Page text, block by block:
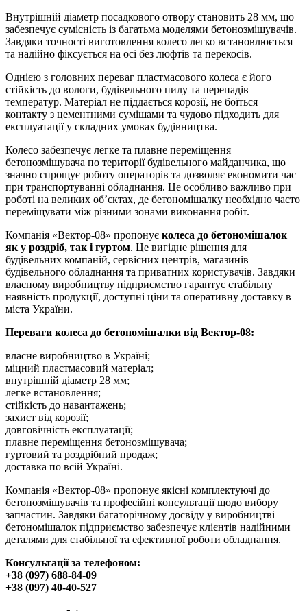
Внутрішній діаметр посадкового отвору становить 28 мм, що
забезпечує сумісність із багатьма моделями бетонозмішувачів.
Завдяки точності виготовлення колесо легко встановлюється
та надійно фіксується на осі без люфтів та перекосів.
Однією з головних переваг пластмасового колеса є його
стійкість до вологи, будівельного пилу та перепадів
температур. Матеріал не піддається корозії, не боїться
контакту з цементними сумішами та чудово підходить для
експлуатації у складних умовах будівництва.
Колесо забезпечує легке та плавне переміщення
бетонозмішувача по території будівельного майданчика, що
значно спрощує роботу операторів та дозволяє економити час
при транспортуванні обладнання. Це особливо важливо при
роботі на великих об’єктах, де бетономішалку необхідно часто
переміщувати між різними зонами виконання робіт.
Компанія «Вектор-08» пропонує колеса до бетономішалок
як у роздріб, так і гуртом. Це вигідне рішення для
будівельних компаній, сервісних центрів, магазинів
будівельного обладнання та приватних користувачів. Завдяки
власному виробництву підприємство гарантує стабільну
наявність продукції, доступні ціни та оперативну доставку в
міста України.
Переваги колеса до бетономішалки від Вектор-08:
власне виробництво в Україні;
міцний пластмасовий матеріал;
внутрішній діаметр 28 мм;
легке встановлення;
стійкість до навантажень;
захист від корозії;
довговічність експлуатації;
плавне переміщення бетонозмішувача;
гуртовий та роздрібний продаж;
доставка по всій Україні.
Компанія «Вектор-08» пропонує якісні комплектуючі до
бетонозмішувачів та професійні консультації щодо вибору
запчастин. Завдяки багаторічному досвіду у виробництві
бетономішалок підприємство забезпечує клієнтів надійними
деталями для стабільної та ефективної роботи обладнання.
Консультації за телефоном:
+38 (097) 688-84-09
+38 (097) 40-40-527